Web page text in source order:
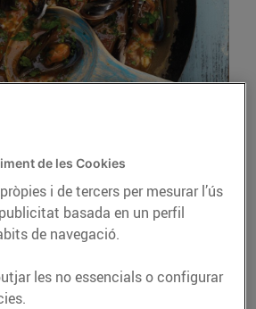
musclos amb
de les Cookies
i de tercers per mesurar l’ús
basada en un perfil
de navegació.
les no essencials o configurar